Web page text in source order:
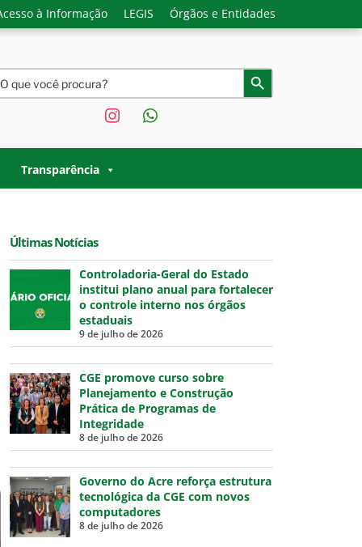
à Informação LEGIS Órgãos e Entidades
ACRE |
do Estado do Acre.
Search Button
instagramwhatsapp
Transparência
Últimas Notícias
Controladoria-Geral do Estado
institui plano anual para fortalecer
o controle interno nos órgãos
estaduais
9 de julho de 2026
CGE promove curso sobre
Planejamento e Construção
Prática de Programas de
Integridade
8 de julho de 2026
Governo do Acre reforça estrutura
tecnológica da CGE com novos
computadores
8 de julho de 2026